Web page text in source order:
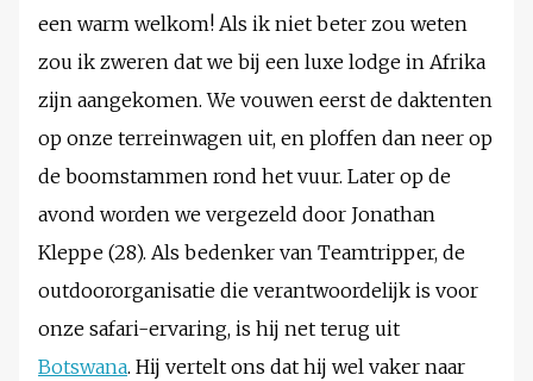
een warm welkom! Als ik niet beter zou weten
zou ik zweren dat we bij een luxe lodge in Afrika
zijn aangekomen. We vouwen eerst de daktenten
op onze terreinwagen uit, en ploffen dan neer op
de boomstammen rond het vuur. Later op de
avond worden we vergezeld door Jonathan
Kleppe (28). Als bedenker van Teamtripper, de
outdoororganisatie die verantwoordelijk is voor
onze safari-ervaring, is hij net terug uit
Botswana. Hij vertelt ons dat hij wel vaker naar